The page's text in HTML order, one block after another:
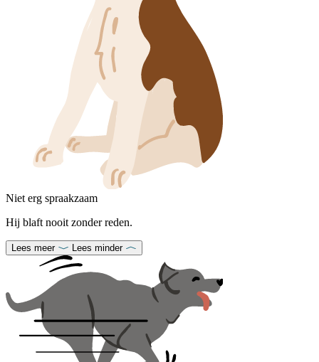
Niet erg spraakzaam
Hij blaft nooit zonder reden.
Lees meer Lees minder